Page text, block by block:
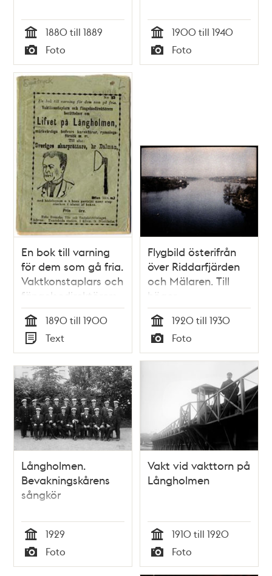
Tid
1880 till 1889
Typ
Foto Tid
1900 till 1940
Typ
Foto
En bok till varning
för dem som gå fria.
Vaktkonstaplars och
fängelsedirektörers
berättelser om llfvet
på Långholmen,
märkvärdiga
bofvars karaktärer,
rymningsförsök
m.m. Till slut:
Sveriges
skarprättare, hr
Dalman, med
bödelsyxan och
hans porträtt...
Tid
1890 till 1900
Typ
Text
Flygbild österifrån
över Riddarfjärden
och Mälaren. Till
höger
Sjöpaviljongen vid
Smedsudden och till
vänster Karlshäll på
Långholmen
Tid
1920 till 1930
Typ
Foto
Långholmen.
Bevakningskårens
sångkör
Tid
1929
Typ
Foto
Vakt vid vakttorn på
Långholmen
Tid
1910 till 1920
Typ
Foto